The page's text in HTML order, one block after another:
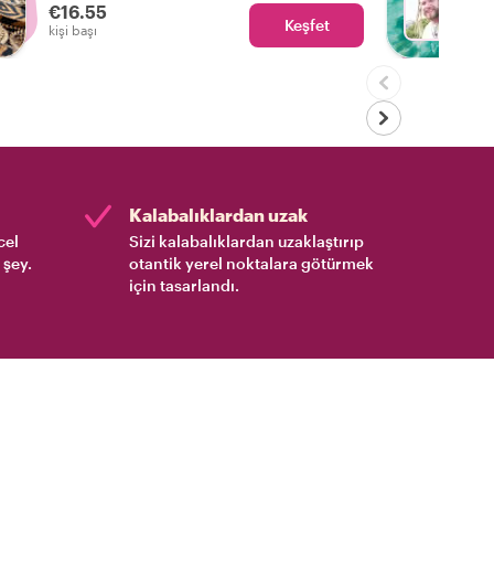
€16.55
kişi başı Keşfet
Kalabalıklardan uzak
Sizi kalabalıklardan uzaklaştırıp
otantik yerel noktalara götürmek
için tasarlandı.